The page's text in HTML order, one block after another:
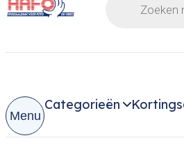
Menu
Categorieën